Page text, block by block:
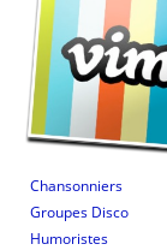
Chansonniers
Groupes Disco
Humoristes